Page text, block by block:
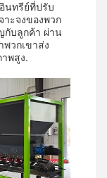
นทรีย์ที่ปรับ
าะจงของพวก
กับลูกค้า ผ่าน
วกเขาส่ง
พสูง.